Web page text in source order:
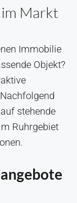
im Markt
Immobilie
Objekt?
stehende
Ruhrgebiet